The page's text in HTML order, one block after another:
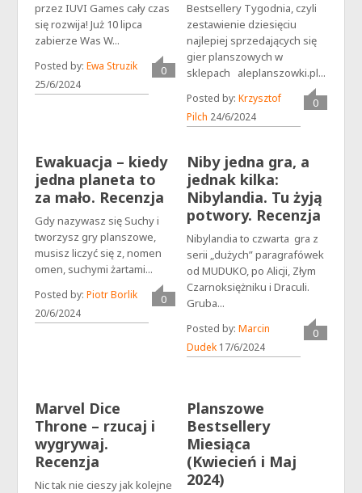
przez IUVI Games cały czas
się rozwija! Już 10 lipca
zabierze Was W...
Posted by: Ewa Struzik
25/6/2024
0
Bestsellery Tygodnia, czyli
zestawienie dziesięciu
najlepiej sprzedających się
gier planszowych w
sklepach aleplanszowki.pl...
Posted by:Krzysztof
Pilch 24/6/2024
0
Ewakuacja – kiedy
jedna planeta to
za mało. Recenzja
Gdy nazywasz się Suchy i
tworzysz gry planszowe,
musisz liczyć się z, nomen
omen, suchymi żartami...
Posted by: Piotr Borlik
20/6/2024
0
Niby jedna gra, a
jednak kilka:
Nibylandia. Tu żyją
potwory. Recenzja
Nibylandia to czwarta gra z
serii „dużych” paragrafówek
od MUDUKO, po Alicji, Złym
Czarnoksiężniku i Draculi.
Gruba...
Posted by:Marcin
Dudek 17/6/2024
0
Marvel Dice
Throne – rzucaj i
wygrywaj.
Recenzja
Nic tak nie cieszy jak kolejne
Planszowe
Bestsellery
Miesiąca
(Kwiecień i Maj
2024)